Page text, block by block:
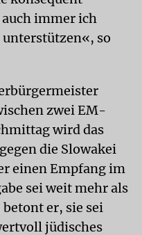
immer ich
unterstützen«, so
zwei EM-
wird das
die Slowakei
einen Empfang im
sei weit mehr als
er, sie sei
jüdisches